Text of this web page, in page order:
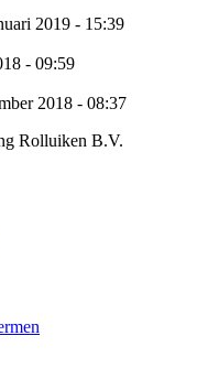
2019 - 15:39
- 09:59
2018 - 08:37
Rolluiken B.V.